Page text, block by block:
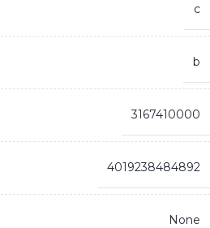
c
b
3167410000
4019238484892
None